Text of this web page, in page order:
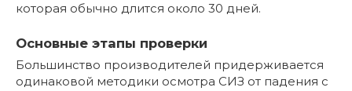
которая обычно длится около 30 дней.
Основные этапы проверки
Большинство производителей придерживается
одинаковой методики осмотра СИЗ от падения с